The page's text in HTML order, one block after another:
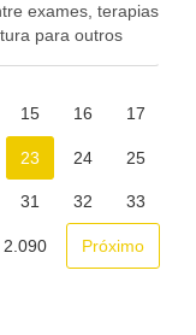
exames, terapias
para outros
do Rol de
(8)
a partir do dia 2 de
os planos de
vigor da Lei nº
à lei.
15 16 17
23 24 25
31 32 33
2.090 Próximo